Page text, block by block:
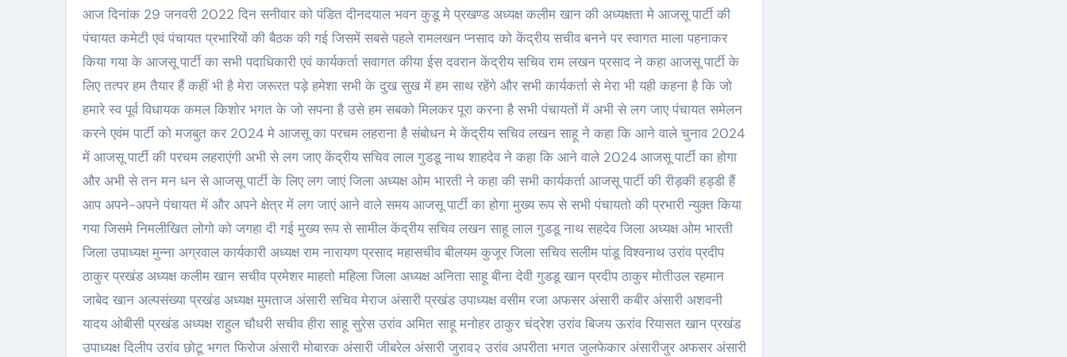
आज दिनांक 29 जनवरी 2022 दिन सनीवार को पंडित दीनदयाल भवन कुडू मे प्रखण्ड अध्यक्ष कलीम खान की अध्यक्षता मे आजसू पार्टी की
पंचायत कमेटी एवं पंचायत प्रभारियों की बैठक की गई जिसमें सबसे पहले रामलखन प्नसाद को केंद्रीय सचीव बनने पर स्वागत माला पहनाकर
किया गया के आजसू पार्टी का सभी पदाधिकारी एवं कार्यकर्ता सवागत कीया ईस दवरान केंद्रीय सचिव राम लखन प्रसाद ने कहा आजसू पार्टी के
लिए तत्पर हम तैयार हैं कहीं भी है मेरा जरूरत पड़े हमेशा सभी के दुख सुख में हम साथ रहेंगे और सभी कार्यकर्ता से मेरा भी यही कहना है कि जो
हमारे स्व पूर्व विधायक कमल किशोर भगत के जो सपना है उसे हम सबको मिलकर पूरा करना है सभी पंचायतों में अभी से लग जाए पंचायत समेलन
करने एवंम पार्टी को मजबुत कर 2024 मे आजसू का परचम लहराना है संबोधन मे केंद्रीय सचिव लखन साहू ने कहा कि आने वाले चुनाव 2024
में आजसू पार्टी की परचम लहराएंगी अभी से लग जाए केंद्रीय सचिव लाल गुडडू नाथ शाहदेव ने कहा कि आने वाले 2024 आजसू पार्टी का होगा
और अभी से तन मन धन से आजसू पार्टी के लिए लग जाएं जिला अध्यक्ष ओम भारती ने कहा की सभी कार्यकर्ता आजसू पार्टी की रीड़की हड्डी हैं
आप अपने-अपने पंचायत में और अपने क्षेत्र में लग जाएं आने वाले समय आजसू पार्टी का होगा मुख्य रूप से सभी पंचायतो की प्रभारी न्युक्त किया
गया जिसमे निमलीखित लोगो को जगहा दी गई मुख्य रूप से सामील केंद्रीय सचिव लखन साहू लाल गुडडू नाथ सहदेव जिला अध्यक्ष ओम भारती
जिला उपाध्यक्ष मुन्ना अग्रवाल कार्यकारी अध्यक्ष राम नारायण प्रसाद महासचीव बीलयम कुजूर जिला सचिव सलीम पांडू विश्वनाथ उरांव प्रदीप
ठाकुर प्रखंड अध्यक्ष कलीम खान सचीव प्रमेशर माहतो महिला जिला अध्यक्ष अनिता साहू बीना देवी गुडडू खान प्रदीप ठाकुर मोतीउल रहमान
जाबेद खान अल्पसंख्या प्रखंड अध्यक्ष मुमताज अंसारी सचिव मेराज अंसारी प्रखंड उपाध्यक्ष वसीम रजा अफसर अंसारी कबीर अंसारी अशवनी
यादय ओबीसी प्रखंड अध्यक्ष राहुल चौधरी सचीव हीरा साहू सुरेस उरांव अमित साहू मनोहर ठाकुर चंद्रेश उरांव बिजय ऊरांव रियासत खान प्रखंड
उपाध्यक्ष दिलीप उरांव छोटू भगत फिरोज अंसारी मोबारक अंसारी जीबरेल अंसारी जुराव२ उरांव अपरीता भगत जुलफेकार अंसारीजुर अफसर अंसारी